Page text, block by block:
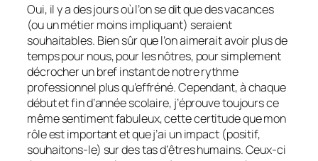
Oui, il y a des jours où l’on se dit que des vacances
(ou un métier moins impliquant) seraient
souhaitables. Bien sûr que l’on aimerait avoir plus de
temps pour nous, pour les nôtres, pour simplement
décrocher un bref instant de notre rythme
professionnel plus qu’effréné. Cependant, à chaque
début et fin d’année scolaire, j’éprouve toujours ce
même sentiment fabuleux, cette certitude que mon
rôle est important et que j’ai un impact (positif,
souhaitons-le) sur des tas d’êtres humains. Ceux-ci